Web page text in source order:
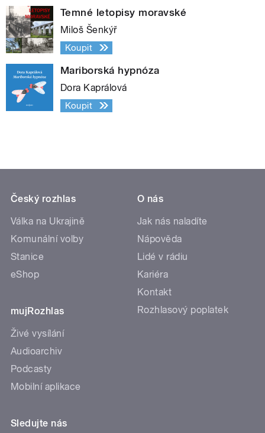
Temné letopisy moravské
Miloš Šenkýř
Koupit
Mariborská hypnóza
Dora Kaprálová
Koupit
Český rozhlas
Válka na Ukrajině
Komunální volby
Stanice
eShop
mujRozhlas
Živé vysílání
Audioarchiv
Podcasty
Mobilní aplikace
O nás
Jak nás naladíte
Nápověda
Lidé v rádiu
Kariéra
Kontakt
Rozhlasový poplatek
Sledujte nás